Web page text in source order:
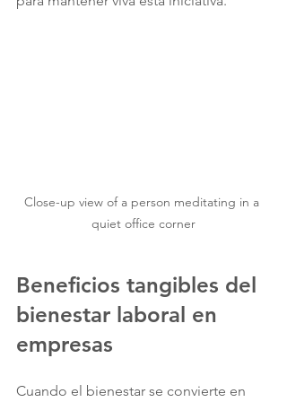
Close-up view of a person meditating in a
quiet office corner
Beneficios tangibles del
bienestar laboral en
empresas
Cuando el bienestar se convierte en